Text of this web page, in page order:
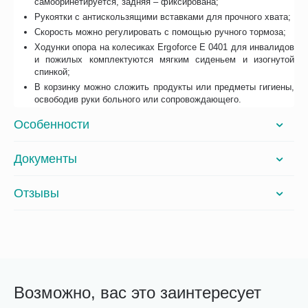
Рукоятки с антискользящими вставками для прочного хвата;
Скорость можно регулировать с помощью ручного тормоза;
Ходунки опора на колесиках Ergoforce E 0401 для инвалидов
и пожилых комплектуются мягким сиденьем и изогнутой
спинкой;
В корзинку можно сложить продукты или предметы гигиены,
освободив руки больного или сопровождающего.
Особенности
Документы
Отзывы
Возможно, вас это заинтересует